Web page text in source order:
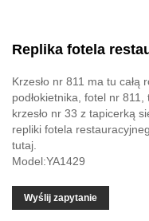
Replika fotela
Krzesło nr 811 ma tu całą
podłokietnika, fotel nr
krzesło nr 33 z tapicerką
repliki fotela
tutaj.
Model:YA1429
Wyślij zapytanie